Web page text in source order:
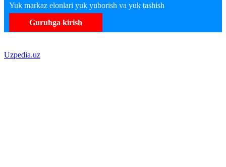
Yuk markaz elonlari yuk yuborish va yuk tashish
Guruhga kirish
Uzpedia.uz